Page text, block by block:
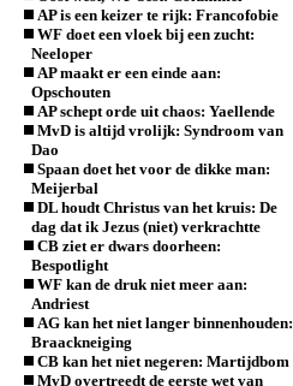
AP is een keizer te rijk: Francofobie
WF doet een vloek bij een zucht:
Neeloper
AP maakt er een einde aan:
Opschouten
AP schept orde uit chaos: Yaellende
MvD is altijd vrolijk: Syndroom van
Dao
Spaan doet het voor de dikke man:
Meijerbal
DL houdt Christus van het kruis: De
dag dat ik Jezus (niet) verkrachtte
CB ziet er dwars doorheen:
Bespotlight
WF kan de druk niet meer aan:
Andriest
AG kan het niet langer binnenhouden:
Braackneiging
CB kan het niet negeren: Martijdbom
MvD overtreedt de eerste wet van